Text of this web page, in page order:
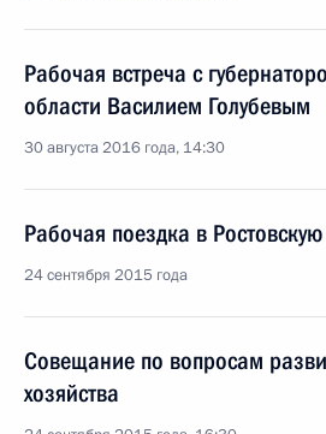
Рабочая встреча с
области Василием Голубевым
30 августа 2016 года, 14:30
Рабочая поездка в
24 сентября 2015 года
Совещание по вопросам
хозяйства